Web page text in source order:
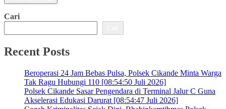
Cari
Recent Posts
Beroperasi 24 Jam Bebas Pulsa, Polsek Cikande Minta Warga
Tak Ragu Hubungi 110 [08:54:50 Juli 2026]
Polsek Cikande Sasar Pengendara di Terminal Jalur C Guna
Akselerasi Edukasi Darurat [08:54:47 Juli 2026]